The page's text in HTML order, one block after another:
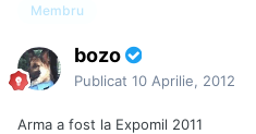
Membru
bozo
Publicat 10 Aprilie, 2012
Arma a fost la Expomil 2011